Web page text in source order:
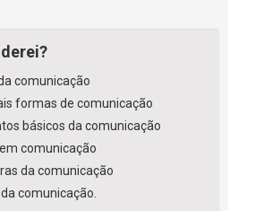
comunicação
formas de comunicação
básicos da comunicação
comunicação
da comunicação
comunicação.